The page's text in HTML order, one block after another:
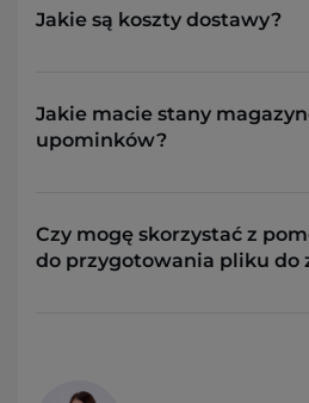
Jakie są koszty dostawy?
Jakie macie stany
upominków?
Czy mogę skorzystać z
do przygotowania pliku do